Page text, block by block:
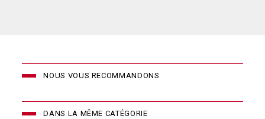
NOUS VOUS RECOMMANDONS
DANS LA MÊME CATÉGORIE